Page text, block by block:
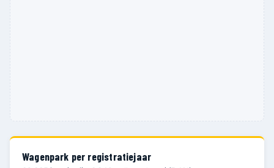
Wagenpark per registratiejaar